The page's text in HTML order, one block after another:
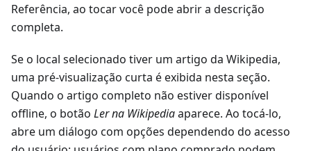
Referência, ao tocar você pode abrir a descrição
completa.
Se o local selecionado tiver um artigo da Wikipedia,
uma pré-visualização curta é exibida nesta seção.
Quando o artigo completo não estiver disponível
offline, o botão Ler na Wikipediaaparece. Ao tocá-lo,
abre um diálogo com opções dependendo do acesso